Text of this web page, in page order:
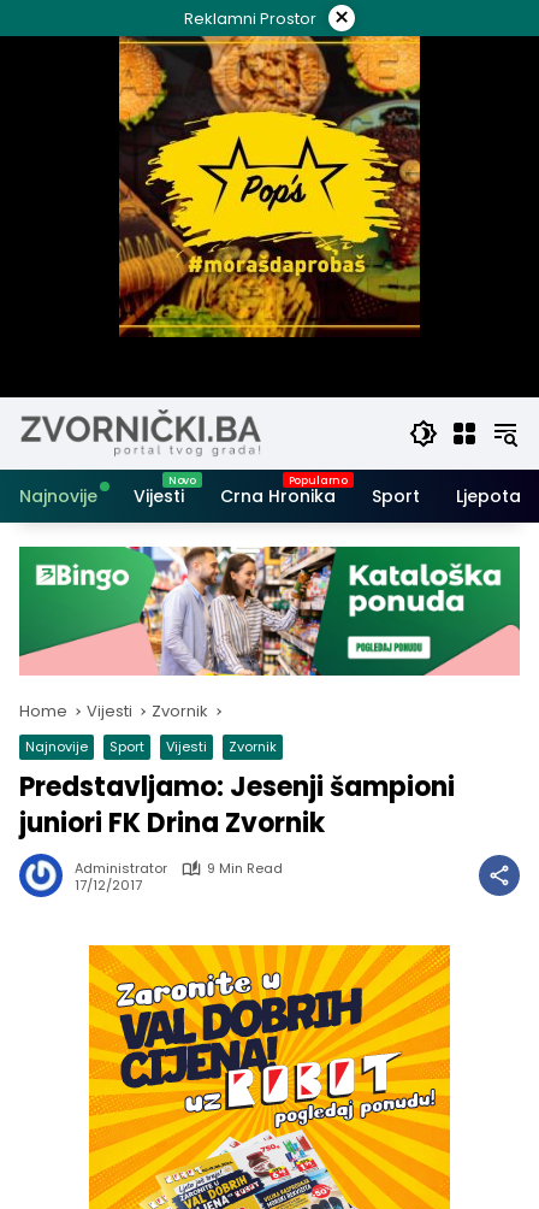
to
Reklamni Prostor ×
Najnovije Vijesti Crna Hronika Sport Ljepota i
Home Vijesti Zvornik
Najnovije Sport Vijesti Zvornik
Predstavljamo: Jesenji šampioni
juniori FK Drina Zvornik
Administrator
9 Min Read
17/12/2017